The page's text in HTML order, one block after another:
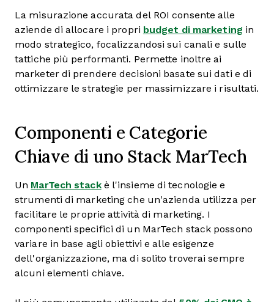
La misurazione accurata del ROI consente alle
aziende di allocare i propri budget di marketing in
modo strategico, focalizzandosi sui canali e sulle
tattiche più performanti. Permette inoltre ai
marketer di prendere decisioni basate sui dati e di
ottimizzare le strategie per massimizzare i risultati.
Componenti e Categorie
Chiave di uno Stack MarTech
Un MarTech stackè l'insieme di tecnologie e
strumenti di marketing che un'azienda utilizza per
facilitare le proprie attività di marketing. I
componenti specifici di un MarTech stack possono
variare in base agli obiettivi e alle esigenze
dell'organizzazione, ma di solito troverai sempre
alcuni elementi chiave.